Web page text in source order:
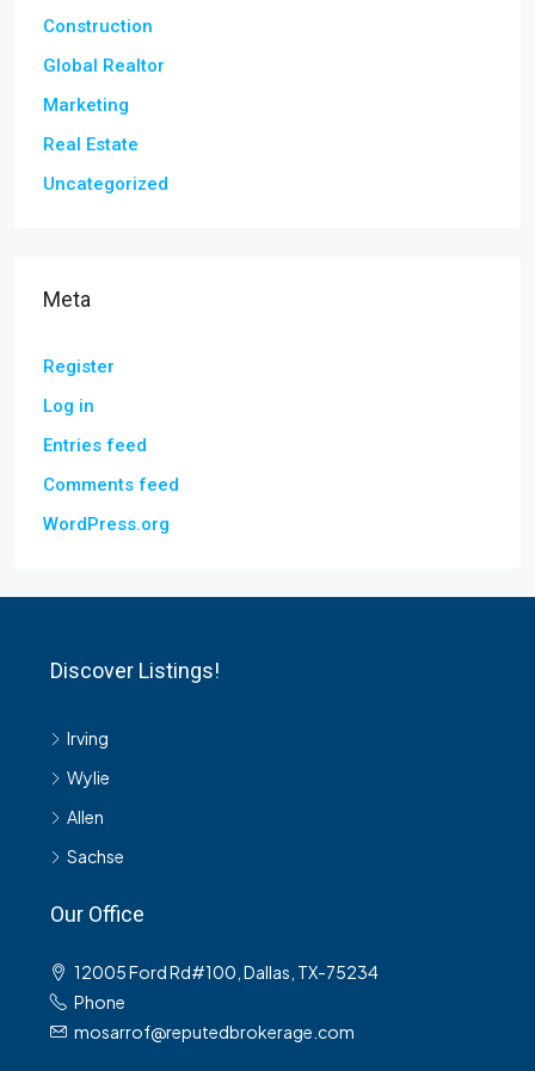
Construction
Global Realtor
Marketing
Real Estate
Uncategorized
Meta
Register
Log in
Entries feed
Comments feed
WordPress.org
Discover Listings!
Irving
Wylie
Allen
Sachse
Our Office
12005 Ford Rd#100, Dallas, TX-75234
Phone
mosarrof@reputedbrokerage.com